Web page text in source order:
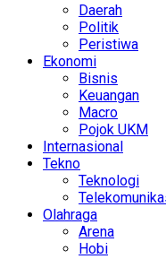
Daerah
Politik
Peristiwa
Ekonomi
Bisnis
Keuangan
Macro
Pojok UKM
Internasional
Tekno
Teknologi
Olahraga
Arena
Hobi